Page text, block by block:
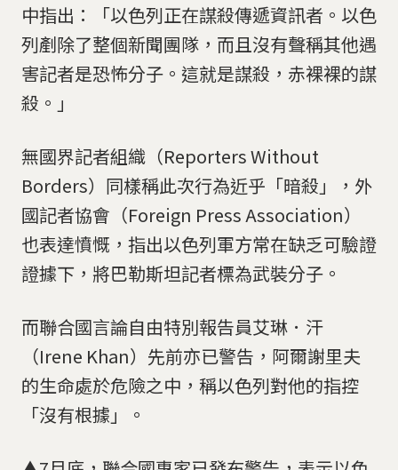
中指出：「以色列正在謀殺傳遞資訊者。以色
列剷除了整個新聞團隊，而且沒有聲稱其他遇
害記者是恐怖分子。這就是謀殺，赤裸裸的謀
殺。」
無國界記者組織（Reporters Without
Borders）同樣稱此次行為近乎「暗殺」，外
國記者協會（Foreign Press Association）
也表達憤慨，指出以色列軍方常在缺乏可驗證
證據下，將巴勒斯坦記者標為武裝分子。
而聯合國言論自由特別報告員艾琳．汗
（Irene Khan）先前亦已警告，阿爾謝里夫
的生命處於危險之中，稱以色列對他的指控
「沒有根據」。